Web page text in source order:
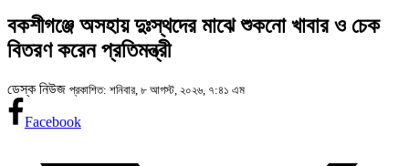
বকশীগঞ্জে অসহায় দুঃস্থদের মাঝে শুকনো খাবার ও চেক
বিতরণ করেন প্রতিমন্ত্রী
ডেস্ক নিউজ প্রকাশিত: শনিবার, ৮ আগস্ট, ২০২৬, ৭:৪১ এম
Facebook